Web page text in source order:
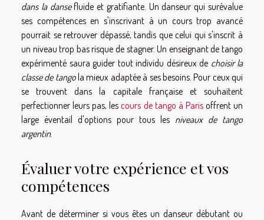
dans la dansefluide et gratifiante. Un danseur qui surévalue
ses compétences en s'inscrivant à un cours trop avancé
pourrait se retrouver dépassé, tandis que celui qui s'inscrit à
un niveau trop bas risque de stagner. Un enseignant de tango
expérimenté saura guider tout individu désireux de choisir la
classe de tangola mieux adaptée à ses besoins. Pour ceux qui
se trouvent dans la capitale française et souhaitent
perfectionner leurs pas, lescours de tango à Parisoffrent un
large éventail d'options pour tous les niveaux de tango
argentin.
Évaluer votre expérience et vos
compétences
Avant de déterminer si vous êtes un danseur débutant ou